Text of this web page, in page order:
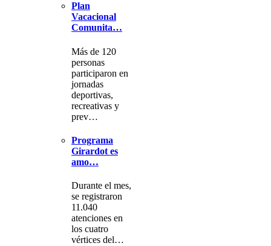
Plan
Vacacional
Comunita…
Más de 120
personas
participaron en
jornadas
deportivas,
recreativas y
prev…
Programa
Girardot es
amo…
Durante el mes,
se registraron
11.040
atenciones en
los cuatro
vértices del…